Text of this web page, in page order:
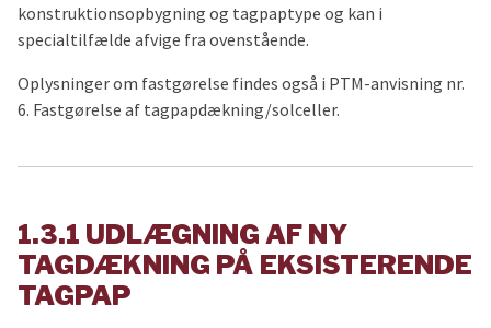
konstruktionsopbygning og tagpaptype og kan i
specialtilfælde afvige fra ovenstående.
Oplysninger om fastgørelse findes også i PTM-anvisning nr.
6. Fastgørelse af tagpapdækning/solceller.
1.3.1 UDLÆGNING AF NY
TAGDÆKNING PÅ EKSISTERENDE
TAGPAP